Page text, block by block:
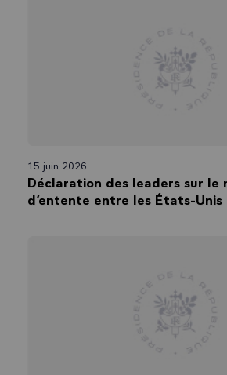
15 juin 2026
Déclaration des leaders sur le
d’entente entre les États-Unis